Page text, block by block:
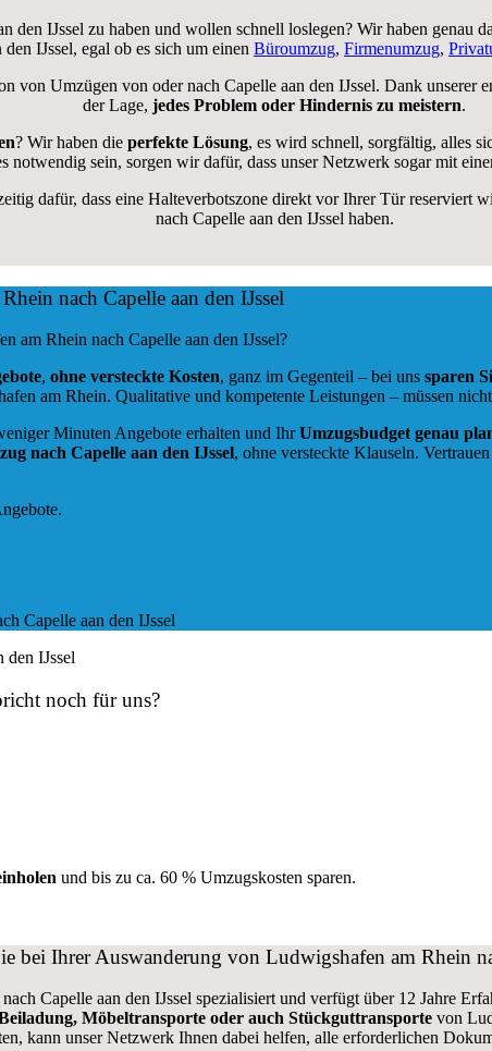
den IJssel zu haben und wollen schnell loslegen? Wir haben genau
IJssel, egal ob es sich um einen Büroumzug, Firmenumzug,
von Umzügen von oder nach Capelle aan den IJssel. Dank
der Lage, jedes Problem oder Hindernis zu meistern.
? Wir haben die perfekte Lösung, es wird schnell, sorgfältig, alles
notwendig sein, sorgen wir dafür, dass unser Netzwerk sogar mit
dafür, dass eine Halteverbotszone direkt vor Ihrer Tür reserviert
nach Capelle aan den IJssel haben.
nach Capelle aan den IJssel
am Rhein nach Capelle aan den IJssel?
, ohne versteckte Kosten, ganz im Gegenteil – bei uns sparen
am Rhein. Qualitative und kompetente Leistungen – müssen
Minuten Angebote erhalten und IhrUmzugsbudget genau
nach Capelle aan den IJssel, ohne versteckte Klauseln.
noch für uns?
und bis zu ca. 60 % Umzugskosten sparen.
bei Ihrer Auswanderung von Ludwigshafen am Rhein
Capelle aan den IJssel spezialisiert und verfügt über 12 Jahre
Möbeltransporte oder auch Stückguttransporte von
kann unser Netzwerk Ihnen dabei helfen, alle erforderlichen